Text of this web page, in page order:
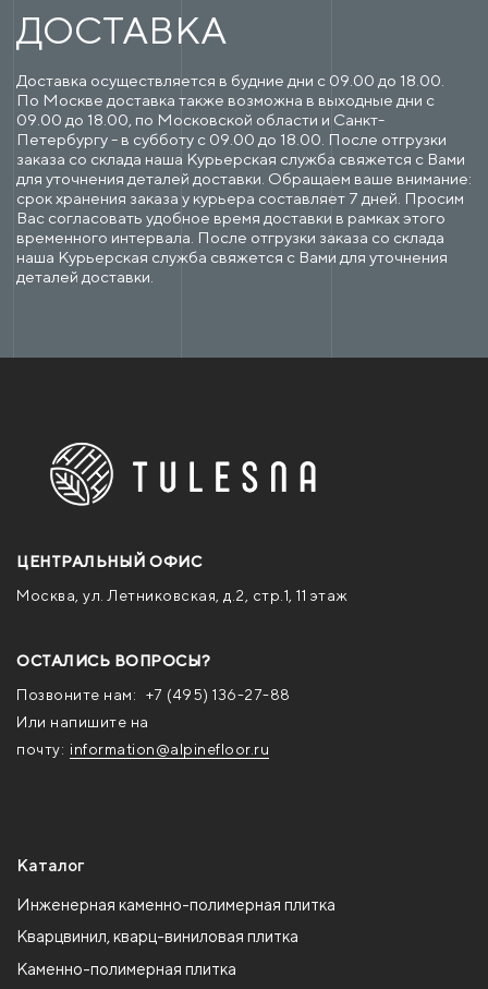
ДОСТАВКА
Доставка осуществляется в будние дни с 09.00 до 18.00.
По Москве доставка также возможна в выходные дни с
09.00 до 18.00, по Московской области и Санкт-
Петербургу - в субботу с 09.00 до 18.00. После отгрузки
заказа со склада наша Курьерская служба свяжется с Вами
для уточнения деталей доставки. Обращаем ваше внимание:
срок хранения заказа у курьера составляет 7 дней. Просим
Вас согласовать удобное время доставки в рамках этого
временного интервала. После отгрузки заказа со склада
наша Курьерская служба свяжется с Вами для уточнения
деталей доставки.
ЦЕНТРАЛЬНЫЙ ОФИС
Москва, ул. Летниковская, д.2, стр.1, 11 этаж
ОСТАЛИСЬ ВОПРОСЫ?
Позвоните нам:
+7 (495) 136-27-88
Или напишите на
почту: information@alpinefloor.ru
Каталог
Инженерная каменно-полимерная плитка
Кварцвинил, кварц-виниловая плитка
Каменно-полимерная плитка